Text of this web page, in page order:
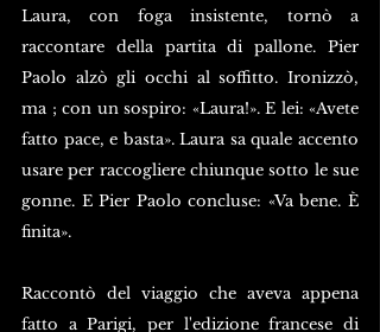
Laura, con foga insistente, tornò a
raccontare della partita di pallone. Pier
Paolo alzò gli occhi al soffitto. Ironizzò,
ma ; con un sospiro: «Laura!». E lei: «Avete
fatto pace, e basta». Laura sa quale accento
usare per raccogliere chiunque sotto le sue
gonne. E Pier Paolo concluse: «Va bene. È
finita».
Raccontò del viaggio che aveva appena
fatto a Parigi, per l'edizione francese di